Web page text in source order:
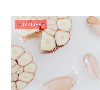
ЛУЧШЕЕ